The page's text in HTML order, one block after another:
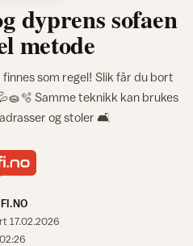
dyprens sofaen
metode
finnes som regel! Slik får du bort
Samme teknikk kan brukes
og stoler 🛋️
17.02.2026
02:26